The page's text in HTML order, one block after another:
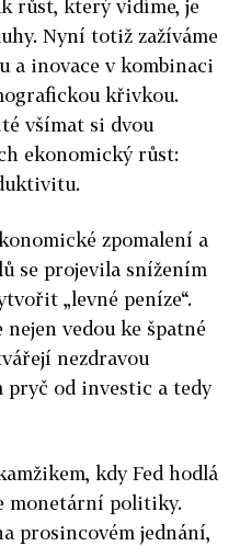
růst, který vidíme, je
Nyní totiž zažíváme
a inovace v kombinaci
křivkou.
všímat si dvou
ekonomický růst:
zpomalení a
se projevila snížením
„levné peníze“.
nejen vedou ke špatné
nezdravou
pryč od investic a tedy
kdy Fed hodlá
monetární politiky.
prosincovém jednání,